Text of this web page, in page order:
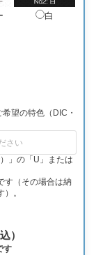
白
望の特色（DIC・
」の「U」または
す（その場合は納
。
）
す